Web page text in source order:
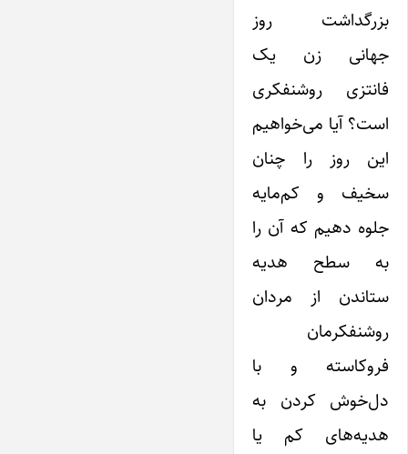
بزرگداشت روز
جهانی زن یک
فانتزی روشنفکری
است؟ آیا می‌خواهیم
این روز را چنان
سخیف و کم‌مایه
جلوه دهیم که آن را
به‌ سطح هدیه
ستاندن از مردان
روشنفکرمان
فروکاسته و با
دل‌خوش کردن به
هدیه‌های کم‌ یا